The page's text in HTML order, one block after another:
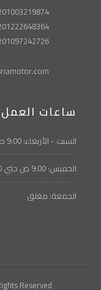
ساعات العمل
السبت - الأربعاء: 9:00 ص حتى 9:00 م
الخميس: 9:00 ص حتي 2:00 م
الجمعة: مغلق
Reserved